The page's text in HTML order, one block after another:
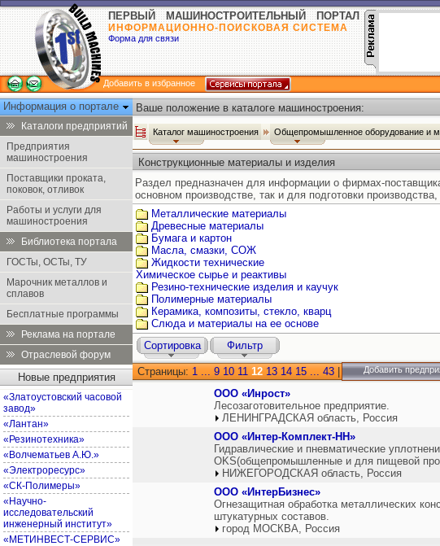
ПЕРВЫЙ МАШИНОСТРОИТЕЛЬНЫЙ ПОРТАЛ
ИНФОРМАЦИОННО-ПОИСКОВАЯ СИСТЕМА
Форма для связи
Добавить в избранное
Информация о портале
Каталоги предприятий
Предприятия
машиностроения
Поставщики проката,
поковок, отливок
Работы и услуги для
машиностроения
Библиотека портала
ГОСТы, ОСТы, ТУ
Марочник металлов и
сплавов
Бесплатные программы
Реклама на портале
Отраслевой форум
Новые предприятия
«Златоустовский часовой
завод»
«Лантан»
«Резинотехника»
«Волчематьев А.Ю.»
«Электроресурс»
«СК-Полимеры»
«Научно-
исследовательский
инженерный институт»
«МЕТИНВЕСТ-СЕРВИС»
Ваше положение в каталоге машиностроения:
Каталог машиностроения Общепромышленное оборудование и
Конструкционные материалы и изделия
Раздел предназначен для информации о фирмах-
основном производстве, так и для подготовки
Металлические материалы
Древесные материалы
Бумага и картон
Масла, смазки, СОЖ
Жидкости технические
Химическое сырье и реактивы
Резино-технические изделия и каучук
Полимерные материалы
Керамика, композиты, стекло, кварц
Слюда и материалы на ее основе
Сортировка
Фильтр
Страницы: 1 ... 9 10 11 12 13 14 15 ... 43 Добавить
ООО «Инрост»
Лесозаготовительное предприятие.
ЛЕНИНГРАДСКАЯ область, Россия
ООО «Интер-Комплект-НН»
Гидравлические и пневматические
OKS(общепромышленные и для пищевой
НИЖЕГОРОДСКАЯ область, Россия
ООО «ИнтерБизнес»
Огнезащитная обработка металлических
штукатурных составов.
город МОСКВА, Россия